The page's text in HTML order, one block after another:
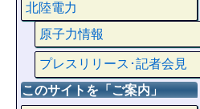
北陸電力
原子力情報
プレスリリース･記者会見
このサイトを「ご案内」